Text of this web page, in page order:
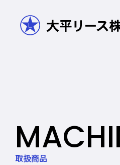
取扱商品